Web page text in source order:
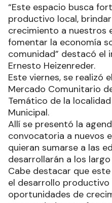
“Este espacio busca
productivo local,
crecimiento a nuestros
fomentar la economía
comunidad” destacó el
Ernesto Heizenreder.
Este viernes, se realizó
Mercado Comunitario
Temático de la
Municipal.
Allí se presentó la
convocatoria a nuevos
quieran sumarse a las
desarrollarán a los
Cabe destacar que
el desarrollo productivo
oportunidades de